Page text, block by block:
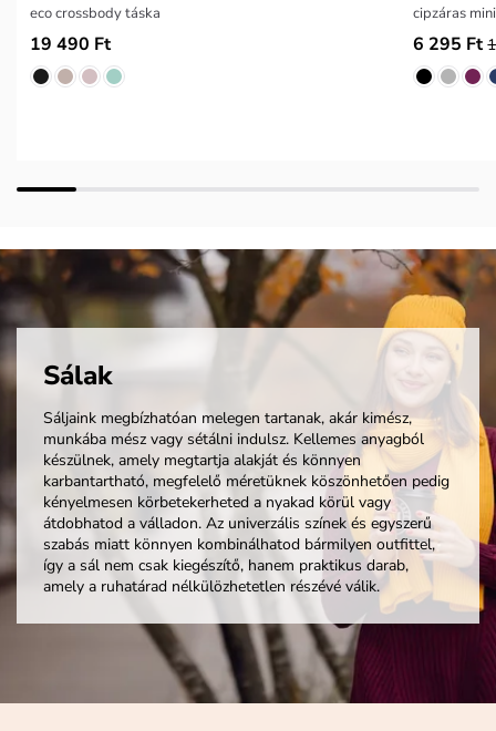
eco crossbody táska
19 490 Ft
cipzáras
6 295 Ft
Sálak
Sáljaink megbízhatóan melegen tartanak, akár kimész,
munkába mész vagy sétálni indulsz. Kellemes anyagból
készülnek, amely megtartja alakját és könnyen
karbantartható, megfelelő méretüknek köszönhetően pedig
kényelmesen körbetekerheted a nyakad körül vagy
átdobhatod a válladon. Az univerzális színek és egyszerű
szabás miatt könnyen kombinálhatod bármilyen outfittel,
így a sál nem csak kiegészítő, hanem praktikus darab,
amely a ruhatárad nélkülözhetetlen részévé válik.